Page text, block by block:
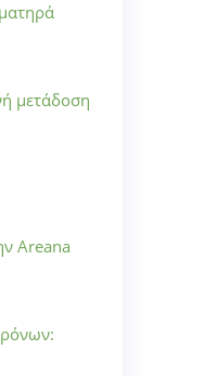
μετάδοση
Areana